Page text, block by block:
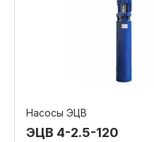
Насосы ЭЦВ
ЭЦВ 4-2.5-120